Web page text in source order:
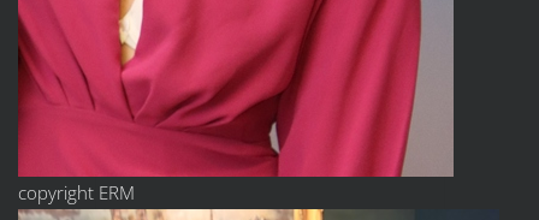
copyright ERM